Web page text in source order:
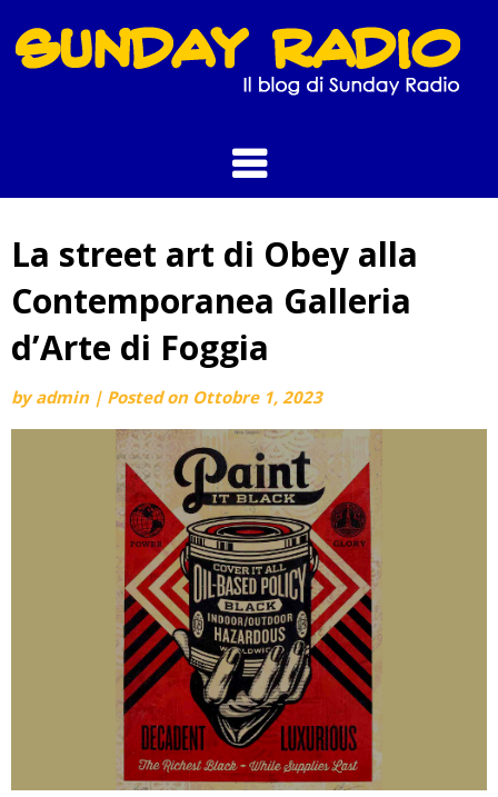
to
content
La street art di Obey alla
Contemporanea Galleria
d’Arte di Foggia
byadmin | Posted on Ottobre 1, 2023